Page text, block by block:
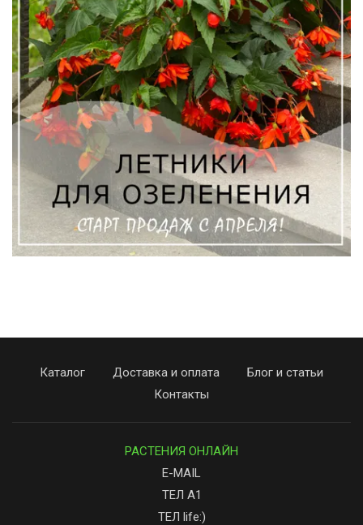
Каталог Доставка и оплата
Блог и статьи
Контакты
РАСТЕНИЯ ОНЛАЙН
E-MAIL
ТЕЛ А1
ТЕЛ life:)